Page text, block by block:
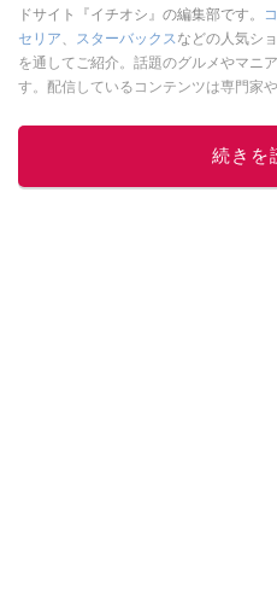
ドサイト『イチオシ』の編集部です。
セリア、 スターバックスなどの人気シ
を通してご紹介。話題のグルメやマニ
す。配信しているコンテンツは専門家
ニュースでフォロー
続きを